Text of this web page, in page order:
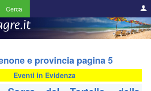
Cerca
e provincia pagina 5
Eventi in Evidenza